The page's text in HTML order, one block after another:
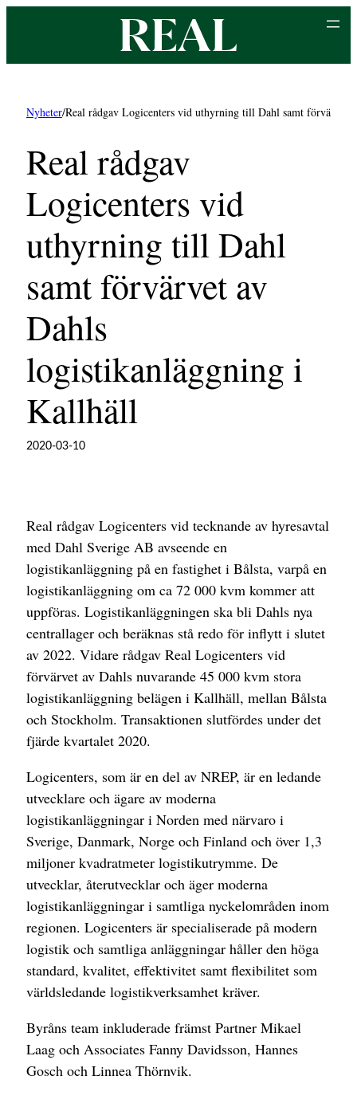
innehåll
Nyheter/Real rådgav Logicenters vid uthyrning till Dahl samt förvärvet
Real rådgav
Logicenters vid
uthyrning till Dahl
samt förvärvet av
Dahls
logistikanläggning i
Kallhäll
2020-03-10
Real rådgav Logicenters vid tecknande av hyresavtal
med Dahl Sverige AB avseende en
logistikanläggning på en fastighet i Bålsta, varpå en
logistikanläggning om ca 72 000 kvm kommer att
uppföras. Logistikanläggningen ska bli Dahls nya
centrallager och beräknas stå redo för inflytt i slutet
av 2022. Vidare rådgav Real Logicenters vid
förvärvet av Dahls nuvarande 45 000 kvm stora
logistikanläggning belägen i Kallhäll, mellan Bålsta
och Stockholm. Transaktionen slutfördes under det
fjärde kvartalet 2020.
Logicenters, som är en del av NREP, är en ledande
utvecklare och ägare av moderna
logistikanläggningar i Norden med närvaro i
Sverige, Danmark, Norge och Finland och över 1,3
miljoner kvadratmeter logistikutrymme. De
utvecklar, återutvecklar och äger moderna
logistikanläggningar i samtliga nyckelområden inom
regionen. Logicenters är specialiserade på modern
logistik och samtliga anläggningar håller den höga
standard, kvalitet, effektivitet samt flexibilitet som
världsledande logistikverksamhet kräver.
Byråns team inkluderade främst Partner Mikael
Laag och Associates Fanny Davidsson, Hannes
Gosch och Linnea Thörnvik.